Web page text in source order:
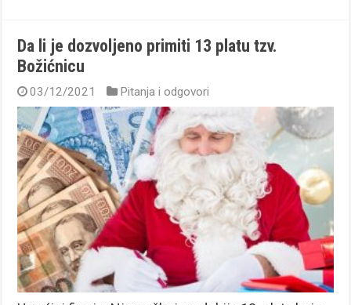
Da li je dozvoljeno primiti 13 platu tzv.
Božićnicu
03/12/2021 Pitanja i odgovori